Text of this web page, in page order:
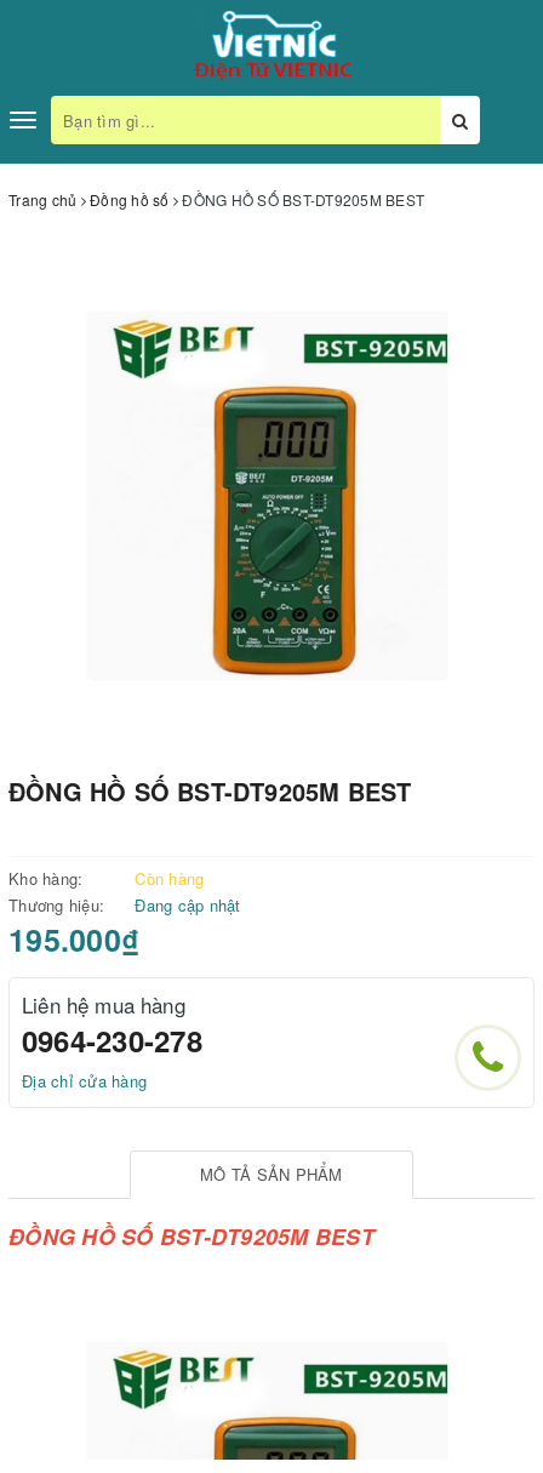
Toggle
navigation
Trang chủ Đồng hồ số ĐỒNG HỒ SỐ BST-DT9205M BEST
ĐỒNG HỒ SỐ BST-DT9205M BEST
Kho hàng:
Còn hàng
Thương hiệu:
Đang cập nhật
195.000₫
Liên hệ mua hàng
0964-230-278
Địa chỉ cửa hàng
MÔ TẢ SẢN PHẨM
ĐỒNG HỒ SỐ BST-DT9205M BEST